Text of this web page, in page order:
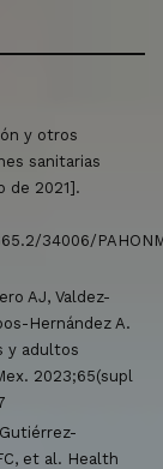
y otros
sanitarias
de 2021].
34006/
AJ, Valdez-
Hernández A.
y adultos
2023;65(supl
et al. Health